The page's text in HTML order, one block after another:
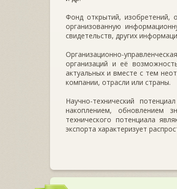
Фонд открытий, изобретений,
организованную
свидетельств, других
Организационно-
организаций и её
актуальных и вместе с тем
компании, отрасли или страны.
Научно-технический
накоплением, обновлением
технического потенциала
экспорта характеризует